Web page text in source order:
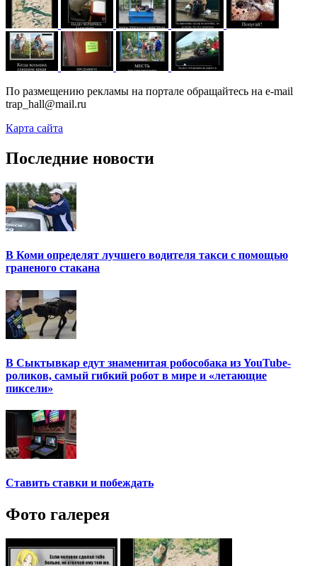
По размещению рекламы на портале обращайтесь на e-mail
trap_hall@mail.ru
Карта сайта
Последние новости
В Коми определят лучшего водителя такси с помощью
граненого стакана
В Сыктывкар едут знаменитая робособака из YouTube-
роликов, самый гибкий робот в мире и «летающие
пиксели»
Ставить ставки и побеждать
Фото галерея